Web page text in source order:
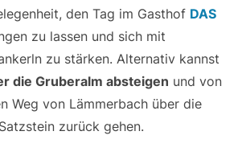
den Tag im Gasthof DAS
zu lassen und sich mit
zu stärken. Alternativ kannst
die Gruberalm absteigen und von
Weg von Lämmerbach über die
zurück gehen.